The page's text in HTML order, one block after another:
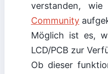
verstanden,
Community
Möglich ist es,
LCD/PCB zur
Ob dieser